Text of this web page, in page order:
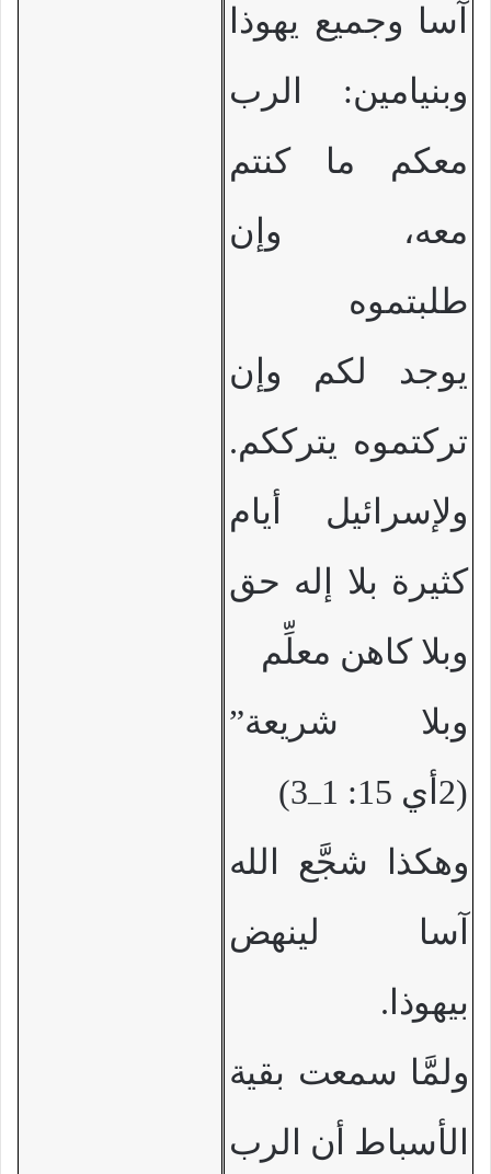
آسا وجميع يهوذا
وبنيامين: الرب
معكم ما كنتم
معه، وإن
طلبتموه
يوجد لكم وإن
تركتموه يترككم.
ولإسرائيل أيام
كثيرة بلا إله حق
وبلا كاهن معلِّم
وبلا شريعة”
(2أي 15: 1
–
3)
وهكذا شجَّع الله
آسا لينهض
بيهوذا.
ولمَّا سمعت بقية
الأسباط أن الرب